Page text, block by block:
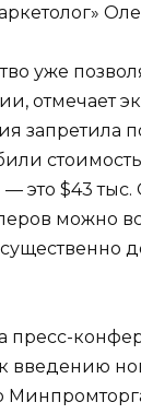
уже
отмечает
запретила
это $43 тыс.
можно
пресс-
введению